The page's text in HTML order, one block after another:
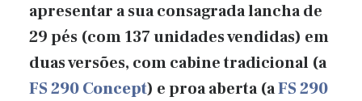
apresentar a sua consagrada lancha de
29 pés (com 137 unidades vendidas) em
duas versões, com cabine tradicional (a
FS 290 Concept) e proa aberta (aFS 290